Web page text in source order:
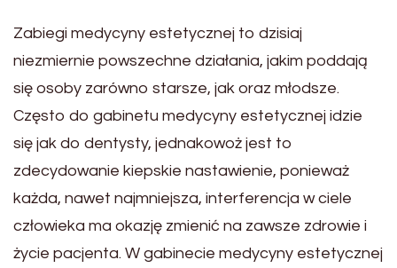
Zabiegi medycyny estetycznej to dzisiaj
niezmiernie powszechne działania, jakim poddają
się osoby zarówno starsze, jak oraz młodsze.
Często do gabinetu medycyny estetycznej idzie
się jak do dentysty, jednakowoż jest to
zdecydowanie kiepskie nastawienie, ponieważ
każda, nawet najmniejsza, interferencja w ciele
człowieka ma okazję zmienić na zawsze zdrowie i
życie pacjenta. W gabinecie medycyny estetycznej